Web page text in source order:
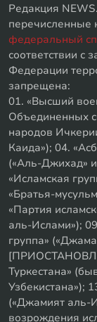
Редакция
перечисленные
федеральный
соответствии с
Федерации
запрещена:
01. «Высший
Объединенных
народов
Каида»); 04.
(«Аль-Джихад»
«Исламская
«Братья-
«Партия
аль-Ислами»);
группа»
Туркестана»
Узбекистана»);
(«Джамият аль-
возрождения